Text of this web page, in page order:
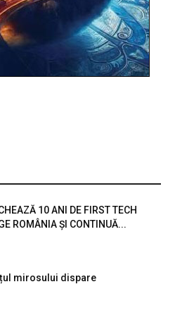
10 ANI DE FIRST TECH
ROMÂNIA ȘI CONTINUĂ...
mirosului dispare